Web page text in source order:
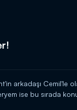
arkadaşı Cemil'le
ise bu sırada
gözünde paragöz